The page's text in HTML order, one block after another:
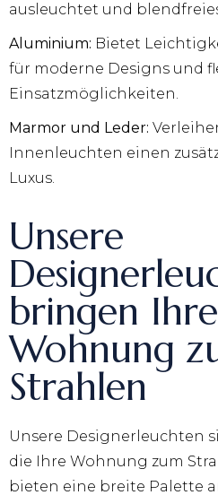
ausleuchtet und
Aluminium: Bietet
für moderne Designs und
Einsatzmöglichkeiten.
Marmor und Leder:
Innenleuchten einen
Luxus.
Unsere
bringen Ihre
Wohnung
Strahlen
Unsere Designerleuchten
die Ihre Wohnung zum
bieten eine breite Palette